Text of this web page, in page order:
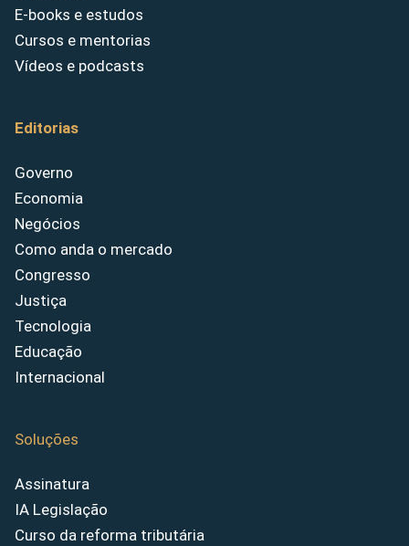
E-books e estudos
Cursos e mentorias
Vídeos e podcasts
Editorias
Governo
Economia
Negócios
Como anda o mercado
Congresso
Justiça
Tecnologia
Educação
Internacional
Soluções
Assinatura
IA Legislação
Curso da reforma tributária